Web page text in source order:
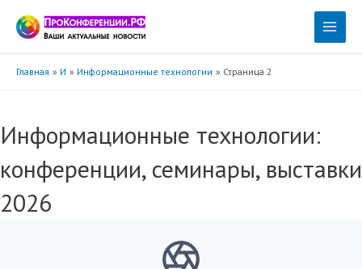
содержимому
Main
Главная И Информационные технологии Страница 2
Информационные технологии:
конференции, семинары, выставки
2026